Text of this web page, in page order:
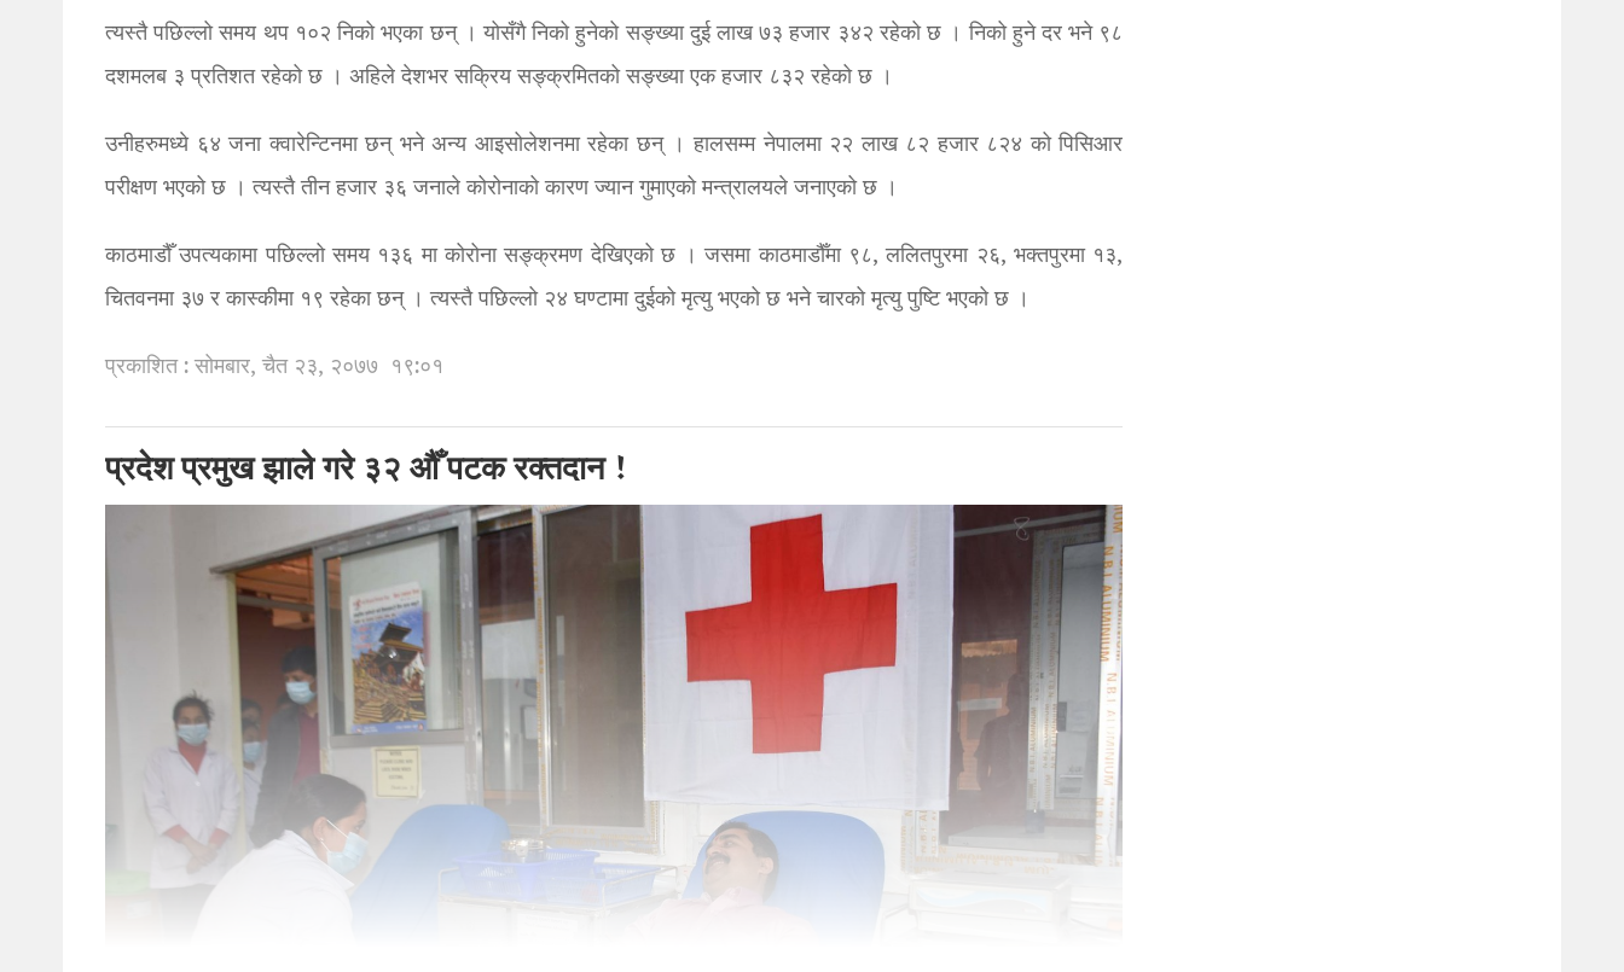
त्यस्तै पछिल्लो समय थप १०२ निको भएका छन् । योसँगै निको हुनेको सङ्ख्या दुई लाख ७३ हजार ३४२ रहेको छ । निको हुने दर भने ९८
दशमलब ३ प्रतिशत रहेको छ । अहिले देशभर सक्रिय सङ्क्रमितको सङ्ख्या एक हजार ८३२ रहेको छ ।
उनीहरुमध्ये ६४ जना क्वारेन्टिनमा छन् भने अन्य आइसोलेशनमा रहेका छन् । हालसम्म नेपालमा २२ लाख ८२ हजार ८२४ को पिसिआर
परीक्षण भएको छ । त्यस्तै तीन हजार ३६ जनाले कोरोनाको कारण ज्यान गुमाएको मन्त्रालयले जनाएको छ ।
काठमाडौँ उपत्यकामा पछिल्लो समय १३६ मा कोरोना सङ्क्रमण देखिएको छ । जसमा काठमाडौँमा ९८, ललितपुरमा २६, भक्तपुरमा १३,
चितवनमा ३७ र कास्कीमा १९ रहेका छन् । त्यस्तै पछिल्लो २४ घण्टामा दुईको मृत्यु भएको छ भने चारको मृत्यु पुष्टि भएको छ ।
प्रकाशित : सोमबार, चैत २३, २०७७ १९:०१
प्रदेश प्रमुख झाले गरे ३२ औँ पटक रक्तदान !